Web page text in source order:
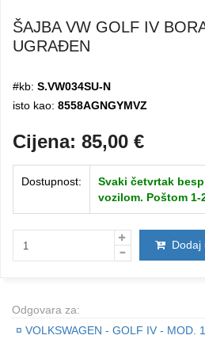
ŠAJBA VW GOLF IV
UGRAĐEN
#kb: S.VW034SU-N
isto kao: 8558AGNGYMVZ
Cijena: 85,00 €
Dostupnost:
Svaki četvrtak
vozilom. Poštom 1-
Dodaj
Odgovara za:
¤ VOLKSWAGEN - GOLF IV - MOD.